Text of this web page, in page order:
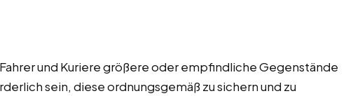
und Kuriere größere oder empfindliche Gegenstände
sein, diese ordnungsgemäß zu sichern und zu